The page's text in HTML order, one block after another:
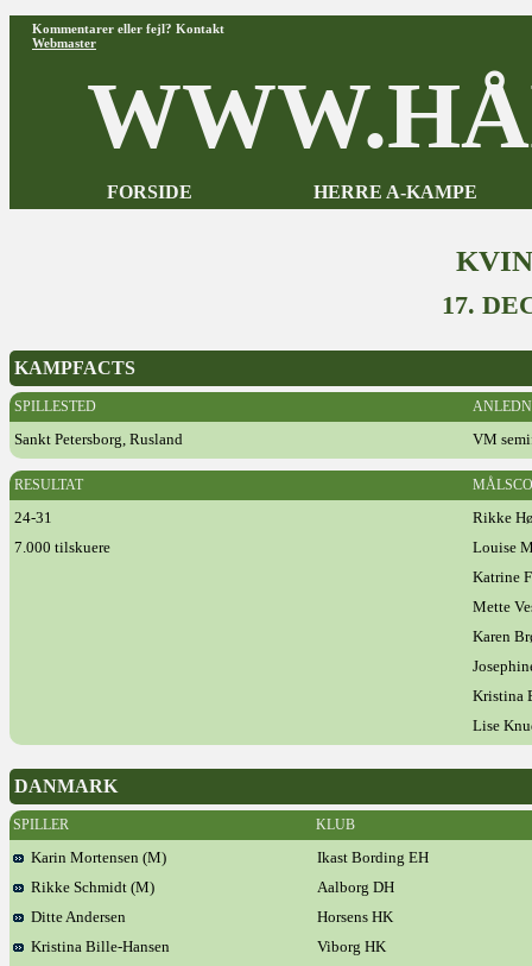
Kommentarer eller fejl? Kontakt
Webmaster
FORSIDE HERRE A-KAMPE
17.
KAMPFACTS
SPILLESTED
Sankt Petersborg, Rusland VM
RESULTAT
24-31
Rikke
7.000 tilskuere
Louise
Katrine
Mette
Karen
Kristina
Lise
DANMARK
SPILLER KLUB
Karin Mortensen (M)
Ikast Bording EH
Rikke Schmidt (M)
Aalborg DH
Ditte Andersen
Horsens HK
Kristina Bille-Hansen
Viborg HK